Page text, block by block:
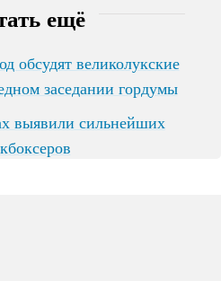
ещё
обсудят великолукские
заседании гордумы
выявили сильнейших